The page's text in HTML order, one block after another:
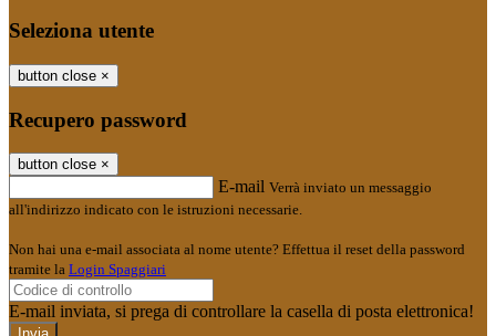
Seleziona utente
button close ×
Recupero password
button close ×
E-mail Verrà inviato un messaggio
all'indirizzo indicato con le istruzioni necessarie.
Non hai una e-mail associata al nome utente? Effettua il reset della password
tramite la Login Spaggiari
E-mail inviata, si prega di controllare la casella di posta elettronica!